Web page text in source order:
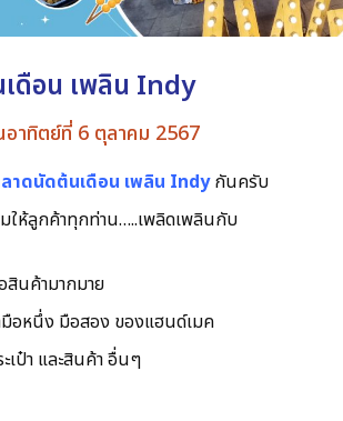
ดือน เพลิน Indy
าทิตย์ที่ 6 ตุลาคม 2567
าดนัดต้นเดือน เพลิน Indyกันครับ
ห้ลูกค้าทุกท่าน…..เพลิดเพลินกับ
สินค้ามากมาย
อหนึ่ง มือสอง ของแฮนด์เมค
เป๋า และสินค้า อื่นๆ